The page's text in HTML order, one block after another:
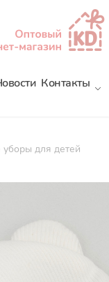
Контакты
уборы для детей